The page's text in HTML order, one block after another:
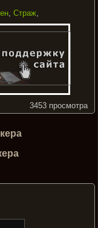
, Страж,
3453 просмотра